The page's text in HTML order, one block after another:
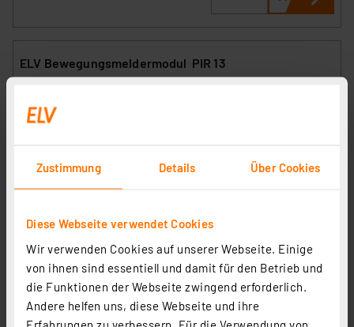
Zustimmung Details Über Cookies
Diese Webseite verwendet Cookies
Wir verwenden Cookies auf unserer Webseite. Einige
von ihnen sind essentiell und damit für den Betrieb und
die Funktionen der Webseite zwingend erforderlich.
Andere helfen uns, diese Webseite und ihre
Erfahrungen zu verbessern. Für die Verwendung von
ELV Bewegungsmeldermodul PIR 13
2
inkl. MwSt.